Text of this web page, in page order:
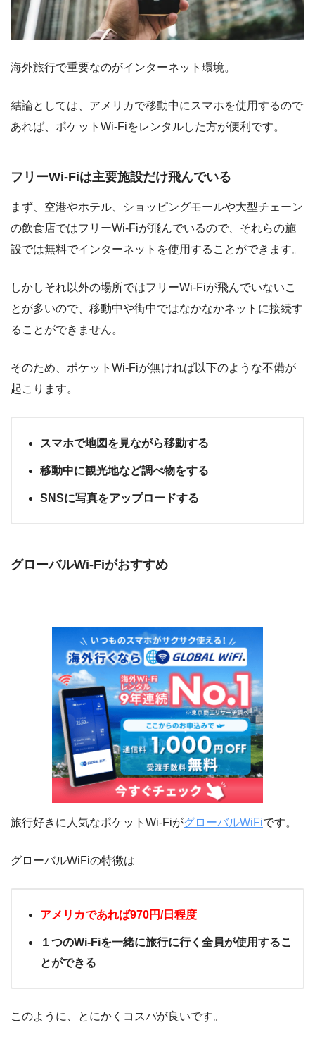
海外旅行で重要なのがインターネット環境。
結論としては、アメリカで移動中にスマホを使用するので
あれば、ポケットWi-Fiをレンタルした方が便利です。
フリーWi-Fiは主要施設だけ飛んでいる
まず、空港やホテル、ショッピングモールや大型チェーン
の飲食店ではフリーWi-Fiが飛んでいるので、それらの施
設では無料でインターネットを使用することができます。
しかしそれ以外の場所ではフリーWi-Fiが飛んでいないこ
とが多いので、移動中や街中ではなかなかネットに接続す
ることができません。
そのため、ポケットWi-Fiが無ければ以下のような不備が
起こります。
スマホで地図を見ながら移動する
移動中に観光地など調べ物をする
SNSに写真をアップロードする
グローバルWi-Fiがおすすめ
旅行好きに人気なポケットWi-FiがグローバルWiFiです。
グローバルWiFiの特徴は
アメリカであれば970円/日程度
１つのWi-Fiを一緒に旅行に行く全員が使用するこ
とができる
このように、とにかくコスパが良いです。